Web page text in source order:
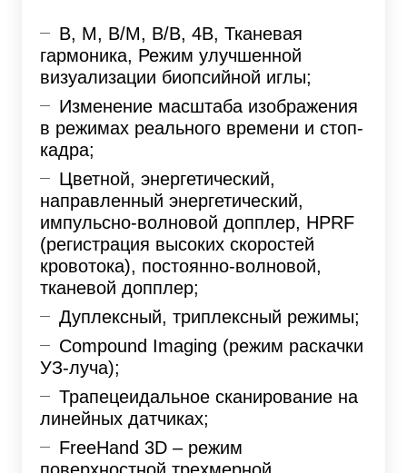
В, М, В/М, В/В, 4В, Тканевая
гармоника, Режим улучшенной
визуализации биопсийной иглы;
Изменение масштаба изображения
в режимах реального времени и стоп-
кадра;
Цветной, энергетический,
направленный энергетический,
импульсно-волновой допплер, HPRF
(регистрация высоких скоростей
кровотока), постоянно-волновой,
тканевой допплер;
Дуплексный, триплексный режимы;
Compound Imaging (режим раскачки
УЗ-луча);
Трапецеидальное сканирование на
линейных датчиках;
FreeHand 3D – режим